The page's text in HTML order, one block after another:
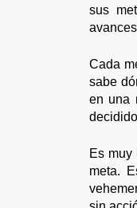
sus
Cada
sabe
en una
Es muy
meta.